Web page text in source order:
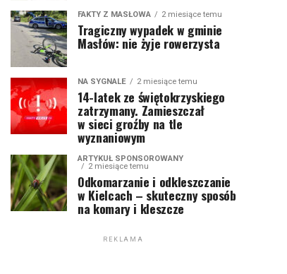
FAKTY Z MASŁOWA 2 miesiące temu
Tragiczny wypadek w gminie
Masłów: nie żyje rowerzysta
NA SYGNALE 2 miesiące temu
14-latek ze świętokrzyskiego
zatrzymany. Zamieszczał
w sieci groźby na tle
wyznaniowym
ARTYKUŁ SPONSOROWANY
2 miesiące temu
Odkomarzanie i odkleszczanie
w Kielcach – skuteczny sposób
na komary i kleszcze
REKLAMA